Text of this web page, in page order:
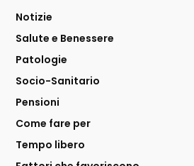
Notizie
Salute e Benessere
Patologie
Socio-Sanitario
Pensioni
Come fare per
Tempo libero